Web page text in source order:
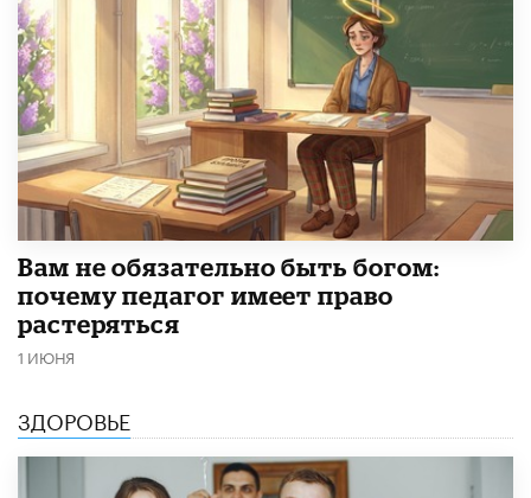
​Вам не обязательно быть богом:
почему педагог имеет право
растеряться
1 ИЮНЯ
ЗДОРОВЬЕ